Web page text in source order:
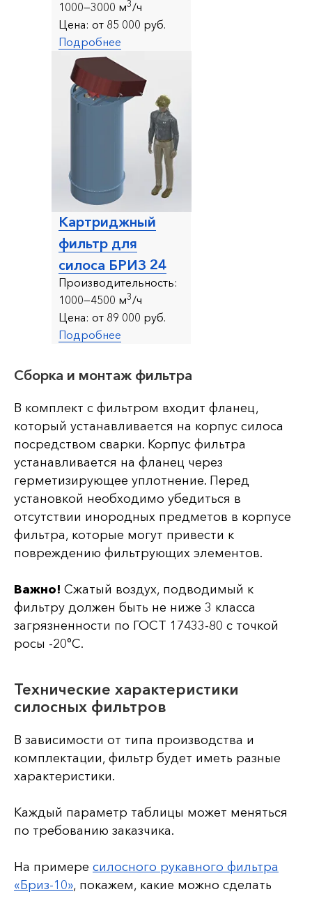
1000—3000 м3/ч
Цена: от 85 000 руб.
Подробнее
Картриджный
фильтр для
силоса БРИЗ 24
Производительность:
1000—4500 м3/ч
Цена: от 89 000 руб.
Подробнее
Сборка и монтаж фильтра
В комплект с фильтром входит фланец,
который устанавливается на корпус силоса
посредством сварки. Корпус фильтра
устанавливается на фланец через
герметизирующее уплотнение. Перед
установкой необходимо убедиться в
отсутствии инородных предметов в корпусе
фильтра, которые могут привести к
повреждению фильтрующих элементов.
Важно! Сжатый воздух, подводимый к
фильтру должен быть не ниже 3 класса
загрязненности по ГОСТ 17433-80 с точкой
росы -20°С.
Технические характеристики
силосных фильтров
В зависимости от типа производства и
комплектации, фильтр будет иметь разные
характеристики.
Каждый параметр таблицы может меняться
по требованию заказчика.
На примере силосного рукавного фильтра
«Бриз-10», покажем, какие можно сделать